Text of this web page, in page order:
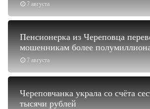
7 августа
7 августа
Пенсионерка из Череповца
мошенникам более
Череповчанка украла со счёта
тысячи рублей